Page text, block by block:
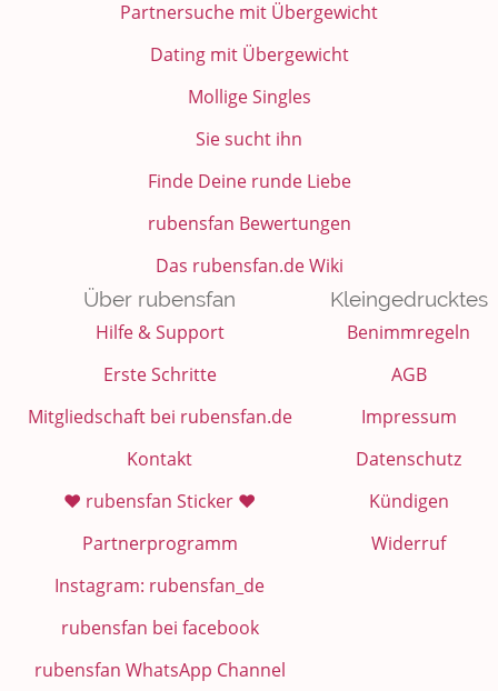
Partnersuche mit Übergewicht
Dating mit Übergewicht
Mollige Singles
Sie sucht ihn
Finde Deine runde Liebe
rubensfan Bewertungen
Das rubensfan.de Wiki
Über rubensfan
Hilfe & Support
Erste Schritte
Mitgliedschaft bei rubensfan.de
Kontakt
❤️ rubensfan Sticker ❤️
Partnerprogramm
Instagram: rubensfan_de
rubensfan bei facebook
rubensfan WhatsApp Channel
Kleingedrucktes
Benimmregeln
AGB
Impressum
Datenschutz
Kündigen
Widerruf